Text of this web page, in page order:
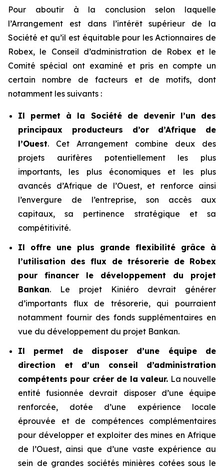
Pour aboutir à la conclusion selon laquelle
l’Arrangement est dans l’intérêt supérieur de la
Société et qu’il est équitable pour les Actionnaires de
Robex, le Conseil d’administration de Robex et le
Comité spécial ont examiné et pris en compte un
certain nombre de facteurs et de motifs, dont
notamment les suivants :
Il permet à la Société de devenir l’un des
principaux producteurs d’or d’Afrique de
l’Ouest. Cet Arrangement combine deux des
projets aurifères potentiellement les plus
importants, les plus économiques et les plus
avancés d’Afrique de l’Ouest, et renforce ainsi
l’envergure de l’entreprise, son accès aux
capitaux, sa pertinence stratégique et sa
compétitivité.
Il offre une plus grande flexibilité grâce à
l’utilisation des flux de trésorerie de Robex
pour financer le développement du projet
Bankan. Le projet Kiniéro devrait générer
d’importants flux de trésorerie, qui pourraient
notamment fournir des fonds supplémentaires en
vue du développement du projet Bankan.
Il permet de disposer d’une équipe de
direction et d’un conseil d’administration
compétents pour créer de la valeur. La nouvelle
entité fusionnée devrait disposer d’une équipe
renforcée, dotée d’une expérience locale
éprouvée et de compétences complémentaires
pour développer et exploiter des mines en Afrique
de l’Ouest, ainsi que d’une vaste expérience au
sein de grandes sociétés minières cotées sous le